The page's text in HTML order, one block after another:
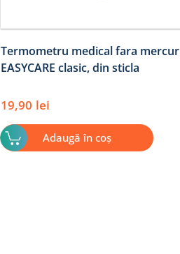
Termometru medical fara mercur
EASYCARE clasic, din sticla
19,90 lei
Adaugă în coș